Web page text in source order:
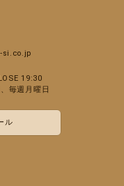
si.co.jp
19:30
毎週月曜日
ル